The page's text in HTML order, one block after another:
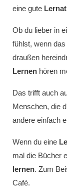
eine gute
Ob du lieber in
fühlst, wenn
draußen
Lernen hören
Das trifft auch
Menschen, die
andere einfach
Wenn du eine
mal die Bücher
lernen. Zum
Café.